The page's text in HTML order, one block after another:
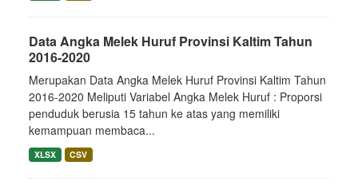
Data Angka Melek Huruf Provinsi Kaltim Tahun
2016-2020
Merupakan Data Angka Melek Huruf Provinsi Kaltim Tahun
2016-2020 Meliputi Variabel Angka Melek Huruf : Proporsi
penduduk berusia 15 tahun ke atas yang memiliki
kemampuan membaca...
XLSX CSV